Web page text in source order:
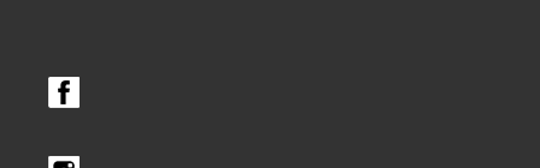
Takuu
yksityiskäytössä
Setti